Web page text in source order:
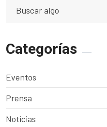
Categorías
Eventos
Prensa
Noticias